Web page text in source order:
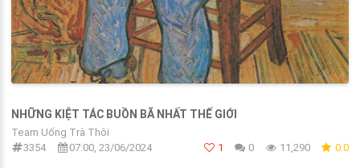
NHỮNG KIỆT TÁC BUỒN BÃ NHẤT THẾ GIỚI
Team Uống Trà Thôi
3354
07:00, 23/06/2024 1 0 11,290 0.0